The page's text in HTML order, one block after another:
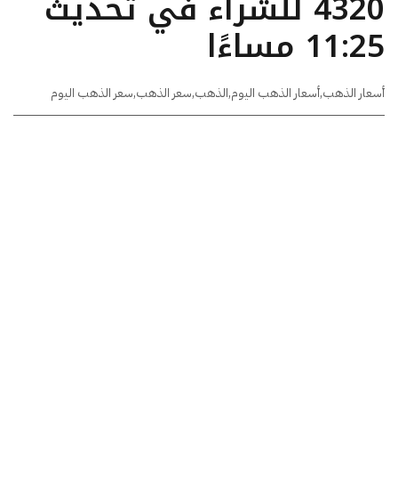
11:25 مساءًا
أسعار الذهب,أسعار الذهب اليوم,الذهب,سعر الذهب,سعر الذهب اليوم